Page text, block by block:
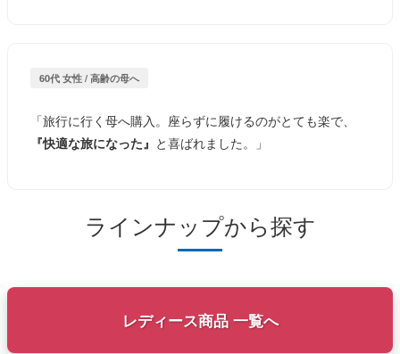
60代 女性 / 高齢の母へ
「旅行に行く母へ購入。座らずに履けるのがとても楽で、
『快適な旅になった』 と喜ばれました。」
ラインナップから探す
レディース商品 一覧へ